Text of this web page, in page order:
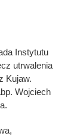
Instytutu
utrwalenia
Kujaw.
Wojciech